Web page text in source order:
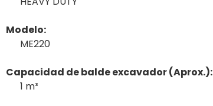
Modelo:
ME220
Capacidad de balde excavador (Aprox.):
1 m³